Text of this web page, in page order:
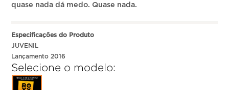
quase nada dá medo. Quase nada.
Especificações do Produto
JUVENIL
Lançamento 2016
Selecione o modelo: